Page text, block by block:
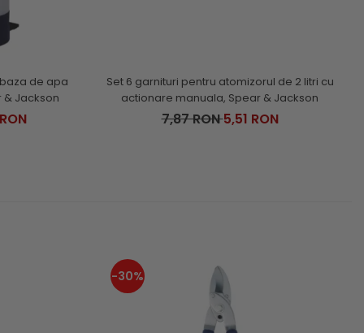
de apa
Jackson
Set 6 garnituri pentru atomizorul de 2 litri cu
actionare manuala, Spear & Jackson
7,87 RON5,51 RON
-30%